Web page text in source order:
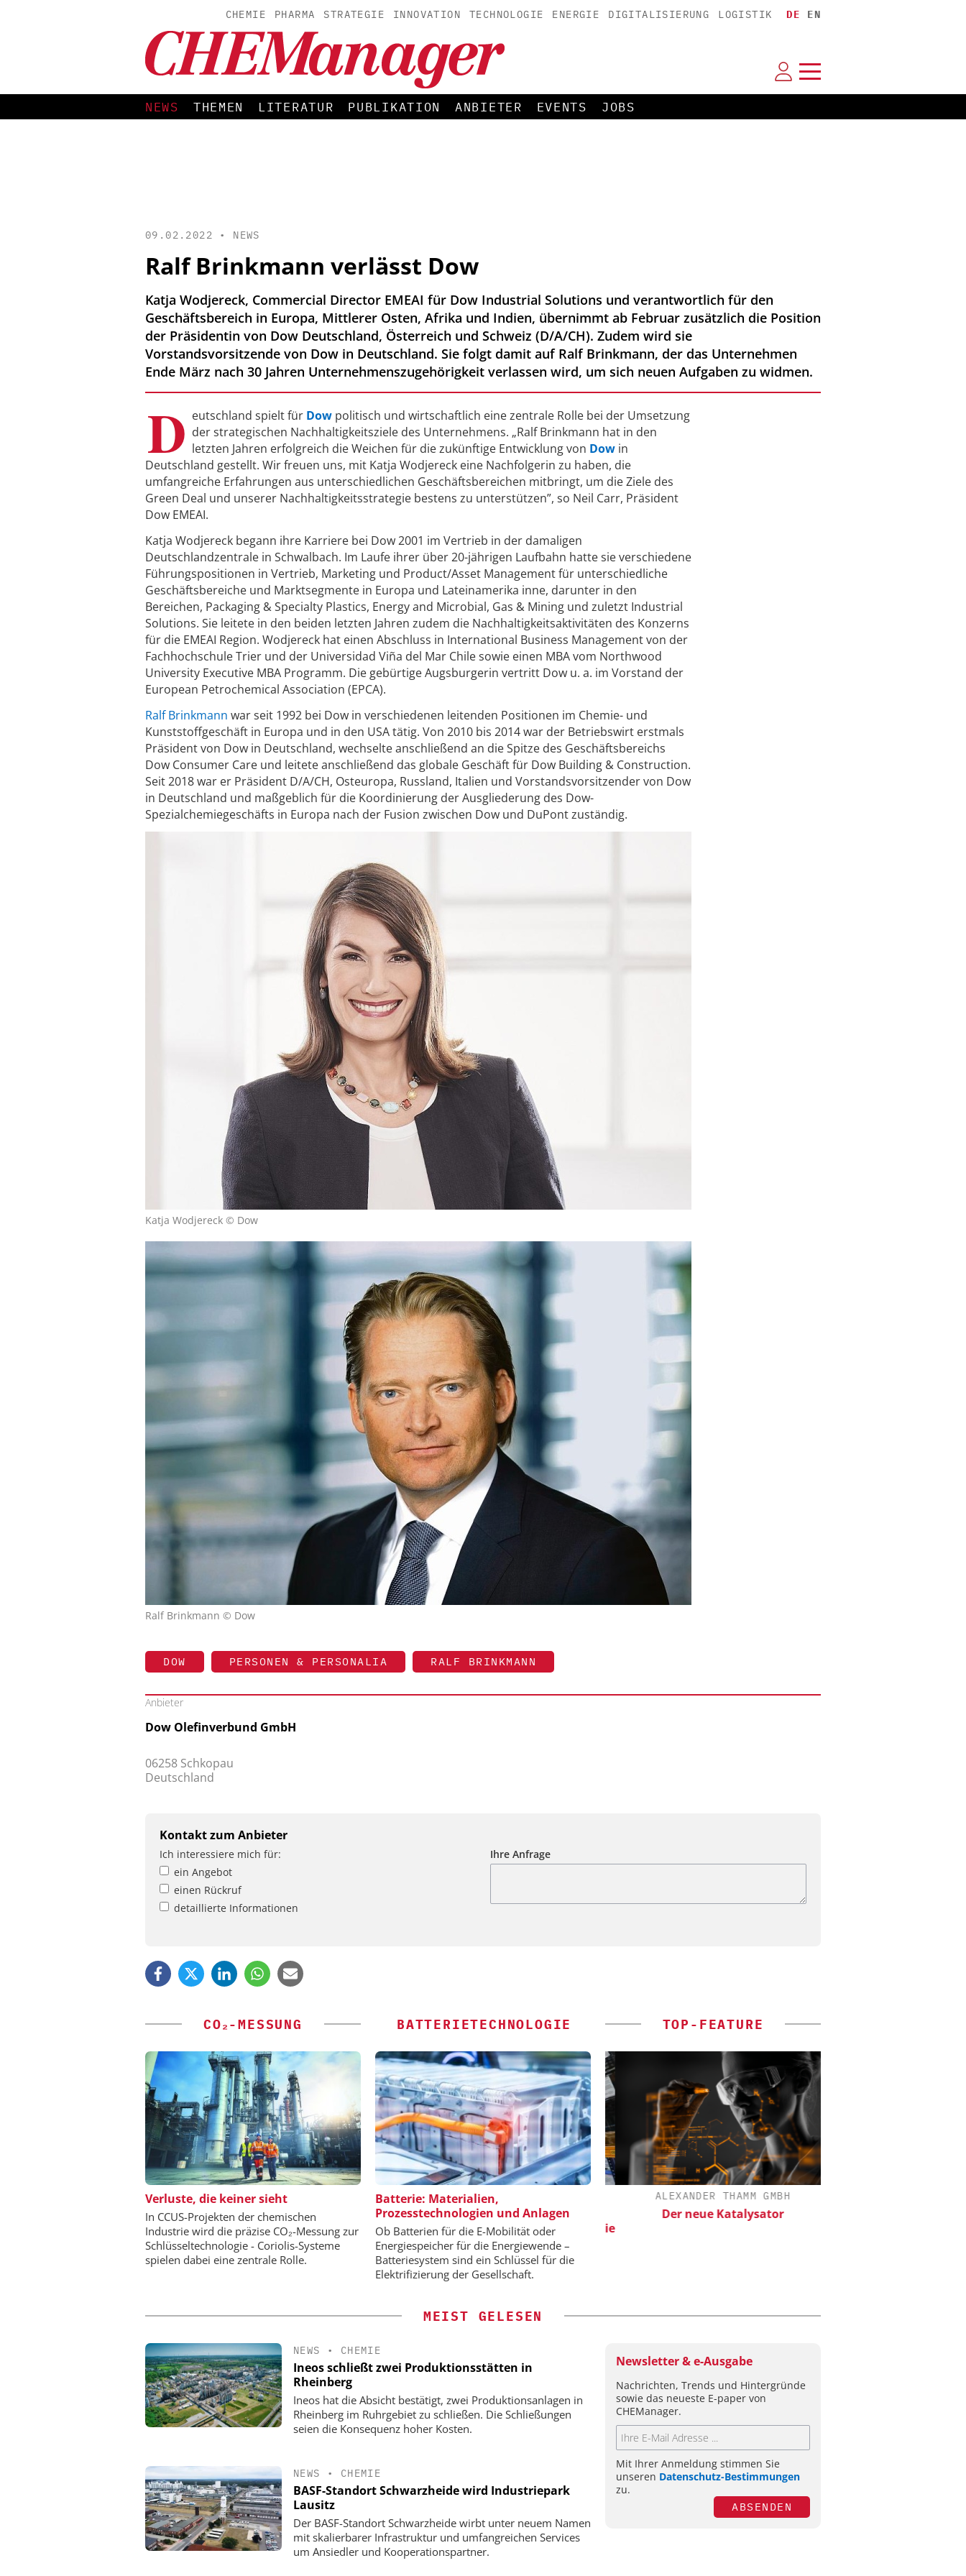
CHEMIE PHARMA STRATEGIE INNOVATION TECHNOLOGIE ENERGIE DIGITALISIERUNG LOGISTIK DE EN
NEWS THEMEN LITERATUR PUBLIKATION ANBIETER EVENTS JOBS
09.02.2022 • NEWS
Ralf Brinkmann verlässt Dow
Katja Wodjereck, Commercial Director EMEAI für Dow Industrial Solutions und verantwortlich für den
Geschäftsbereich in Europa, Mittlerer Osten, Afrika und Indien, übernimmt ab Februar zusätzlich die Position
der Präsidentin von Dow Deutschland, Österreich und Schweiz (D/A/CH). Zudem wird sie
Vorstandsvorsitzende von Dow in Deutschland. Sie folgt damit auf Ralf Brinkmann, der das Unternehmen
Ende März nach 30 Jahren Unternehmenszugehörigkeit verlassen wird, um sich neuen Aufgaben zu widmen.
D eutschland spielt für Dow politisch und wirtschaftlich eine zentrale Rolle bei der Umsetzung
der strategischen Nachhaltigkeitsziele des Unternehmens. „Ralf Brinkmann hat in den
letzten Jahren erfolgreich die Weichen für die zukünftige Entwicklung von Dow in
Deutschland gestellt. Wir freuen uns, mit Katja Wodjereck eine Nachfolgerin zu haben, die
umfangreiche Erfahrungen aus unterschiedlichen Geschäftsbereichen mitbringt, um die Ziele des
Green Deal und unserer Nachhaltigkeitsstrategie bestens zu unterstützen”, so Neil Carr, Präsident
Dow EMEAI.
Katja Wodjereck begann ihre Karriere bei Dow 2001 im Vertrieb in der damaligen
Deutschlandzentrale in Schwalbach. Im Laufe ihrer über 20-jährigen Laufbahn hatte sie verschiedene
Führungspositionen in Vertrieb, Marketing und Product/Asset Management für unterschiedliche
Geschäftsbereiche und Marktsegmente in Europa und Lateinamerika inne, darunter in den
Bereichen, Packaging & Specialty Plastics, Energy and Microbial, Gas & Mining und zuletzt Industrial
Solutions. Sie leitete in den beiden letzten Jahren zudem die Nachhaltigkeitsaktivitäten des Konzerns
für die EMEAI Region. Wodjereck hat einen Abschluss in International Business Management von der
Fachhochschule Trier und der Universidad Viña del Mar Chile sowie einen MBA vom Northwood
University Executive MBA Programm. Die gebürtige Augsburgerin vertritt Dow u. a. im Vorstand der
European Petrochemical Association (EPCA).
Ralf Brinkmann war seit 1992 bei Dow in verschiedenen leitenden Positionen im Chemie- und
Kunststoffgeschäft in Europa und in den USA tätig. Von 2010 bis 2014 war der Betriebswirt erstmals
Präsident von Dow in Deutschland, wechselte anschließend an die Spitze des Geschäftsbereichs
Dow Consumer Care und leitete anschließend das globale Geschäft für Dow Building & Construction.
Seit 2018 war er Präsident D/A/CH, Osteuropa, Russland, Italien und Vorstandsvorsitzender von Dow
in Deutschland und maßgeblich für die Koordinierung der Ausgliederung des Dow-
Spezialchemiegeschäfts in Europa nach der Fusion zwischen Dow und DuPont zuständig.
Katja Wodjereck © Dow
Ralf Brinkmann © Dow
DOW PERSONEN & PERSONALIA RALF BRINKMANN
Anbieter
Dow Olefinverbund GmbH
06258 Schkopau
Deutschland
Kontakt zum Anbieter
Ich interessiere mich für:
ein Angebot
einen Rückruf
detaillierte Informationen
Ihre Anfrage
CO₂-MESSUNG
Verluste, die keiner sieht
In CCUS-Projekten der chemischen
Industrie wird die präzise CO₂-Messung zur
Schlüsseltechnologie - Coriolis-Systeme
spielen dabei eine zentrale Rolle.
BATTERIETECHNOLOGIE
Batterie: Materialien,
Prozesstechnologien und Anlagen
Ob Batterien für die E-Mobilität oder
Energiespeicher für die Energiewende –
Batteriesystem sind ein Schlüssel für die
Elektrifizierung der Gesellschaft.
TOP-FEATURE
FETTE COMPACTING GMBH
Kleine Probe, große Wirkung
EPAL DEUTSCHLAND E.V.
EPAL CP-Paletten:
Qualitätsgesicherter Standard für die
Chemielogistik von heute und
morgen
ALEXANDER THAMM GMBH
Der neue Katalysator
MEIST GELESEN
NEWS • CHEMIE
Ineos schließt zwei Produktionsstätten in
Rheinberg
Ineos hat die Absicht bestätigt, zwei Produktionsanlagen in
Rheinberg im Ruhrgebiet zu schließen. Die Schließungen
seien die Konsequenz hoher Kosten.
NEWS • CHEMIE
BASF-Standort Schwarzheide wird Industriepark
Lausitz
Der BASF-Standort Schwarzheide wirbt unter neuem Namen
mit skalierbarer Infrastruktur und umfangreichen Services
um Ansiedler und Kooperationspartner.
Newsletter & e-Ausgabe
Nachrichten, Trends und Hintergründe
sowie das neueste E-paper von
CHEManager.
Mit Ihrer Anmeldung stimmen Sie
unseren Datenschutz-Bestimmungen
zu.
ABSENDEN